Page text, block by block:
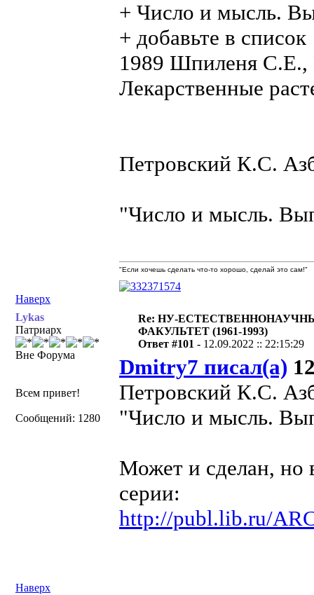
+ Число и мысль.
+ добавьте в список
1989 Шпиленя С.Е.,
Лекарственные
Петровский К.С.
"Число и мысль.
Наверх
"Если хочешь сделать что-то хорошо, сделай это сам!"
Lykas
Патриарх
Вне Форума
Всем привет!
Сообщений: 1280
Re: НУ-
ФАКУЛЬТЕТ (1961-1993)
Ответ #101 - 12.09.2022 :: 22:15:29
Dmitry7 писал(а)
Петровский К.С.
"Число и мысль.
Может и сделан, но
серии:
http://publ.lib.ru/
Наверх